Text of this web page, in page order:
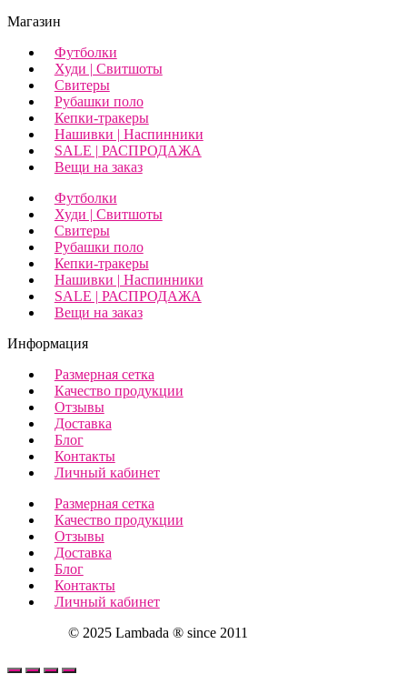
Магазин
Футболки
Худи | Свитшоты
Свитеры
Рубашки поло
Кепки-тракеры
Нашивки | Наспинники
SALE | РАСПРОДАЖА
Вещи на заказ
Футболки
Худи | Свитшоты
Свитеры
Рубашки поло
Кепки-тракеры
Нашивки | Наспинники
SALE | РАСПРОДАЖА
Вещи на заказ
Информация
Размерная сетка
Качество продукции
Отзывы
Доставка
Блог
Контакты
Личный кабинет
Размерная сетка
Качество продукции
Отзывы
Доставка
Блог
Контакты
Личный кабинет
© 2025 Lambada ® since 2011